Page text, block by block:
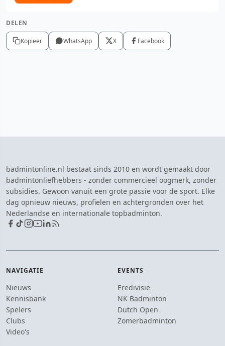
DELEN
Kopieer WhatsApp X Facebook
badmintonline.nl bestaat sinds 2010 en wordt gemaakt door
badmintonliefhebbers - zonder commercieel oogmerk, zonder
subsidies. Gewoon vanuit een grote passie voor de sport. Elke
dag opnieuw nieuws, profielen en achtergronden over het
Nederlandse en internationale topbadminton.
NAVIGATIE
Nieuws
Kennisbank
Spelers
Clubs
Video's
EVENTS
Eredivisie
NK Badminton
Dutch Open
Zomerbadminton